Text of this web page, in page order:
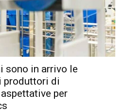
sono in arrivo le
di
per